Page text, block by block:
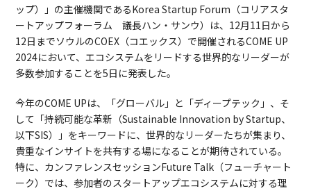
ップ）」の主催機関であるKorea Startup Forum（コリアスタ
ートアップフォーラム 議長ハン・サンウ）は、12月11日から
12日までソウルのCOEX（コエックス）で開催されるCOME UP
2024において、エコシステムをリードする世界的なリーダーが
多数参加することを5日に発表した。
今年のCOME UPは、「グローバル」と「ディープテック」、そ
して「持続可能な革新（Sustainable Innovation by Startup、
以下SIS）」をキーワードに、世界的なリーダーたちが集まり、
貴重なインサイトを共有する場になることが期待されている。
特に、カンファレンスセッションFuture Talk（フューチャート
ーク）では、参加者のスタートアップエコシステムに対する理